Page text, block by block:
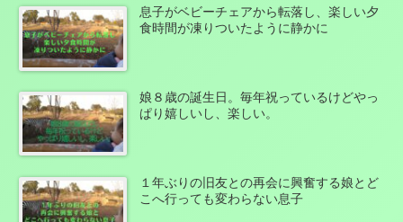
息子がベビーチェアから転落し、楽しい夕
食時間が凍りついたように静かに
娘８歳の誕生日。毎年祝っているけどやっ
ぱり嬉しいし、楽しい。
１年ぶりの旧友との再会に興奮する娘とど
こへ行っても変わらない息子